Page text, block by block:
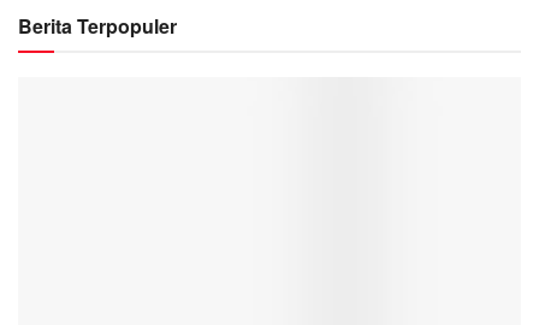
Berita Terpopuler